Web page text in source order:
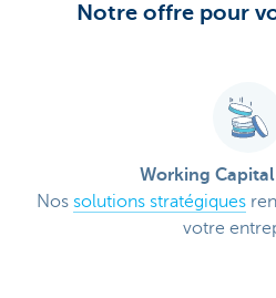
Notre offre pour
Working
Nos solutions stratégiques
votre